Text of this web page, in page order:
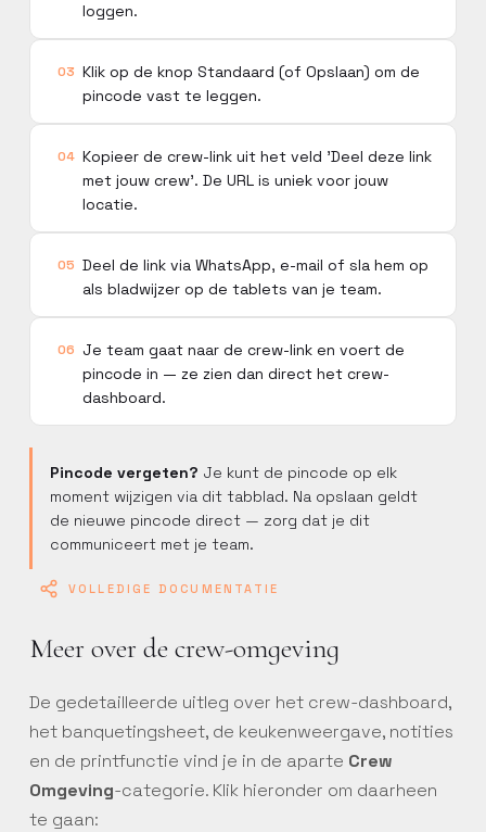
Online basistraining
Doorloop stap voor stap de
basisfuncties van Constell
EMS via onze interactieve
online training.
loggen.
03 Klik op de knop Standaard (of Opslaan) om de
pincode vast te leggen.
04 Kopieer de crew-link uit het veld 'Deel deze link
met jouw crew'. De URL is uniek voor jouw
locatie.
05 Deel de link via WhatsApp, e-mail of sla hem op
als bladwijzer op de tablets van je team.
06 Je team gaat naar de crew-link en voert de
pincode in — ze zien dan direct het crew-
dashboard.
Pincode vergeten? Je kunt de pincode op elk
moment wijzigen via dit tabblad. Na opslaan geldt
de nieuwe pincode direct — zorg dat je dit
communiceert met je team.
VOLLEDIGE DOCUMENTATIE
Meer over de crew-omgeving
De gedetailleerde uitleg over het crew-dashboard,
het banquetingsheet, de keukenweergave, notities
en de printfunctie vind je in de aparte Crew
Omgeving-categorie. Klik hieronder om daarheen
te gaan: